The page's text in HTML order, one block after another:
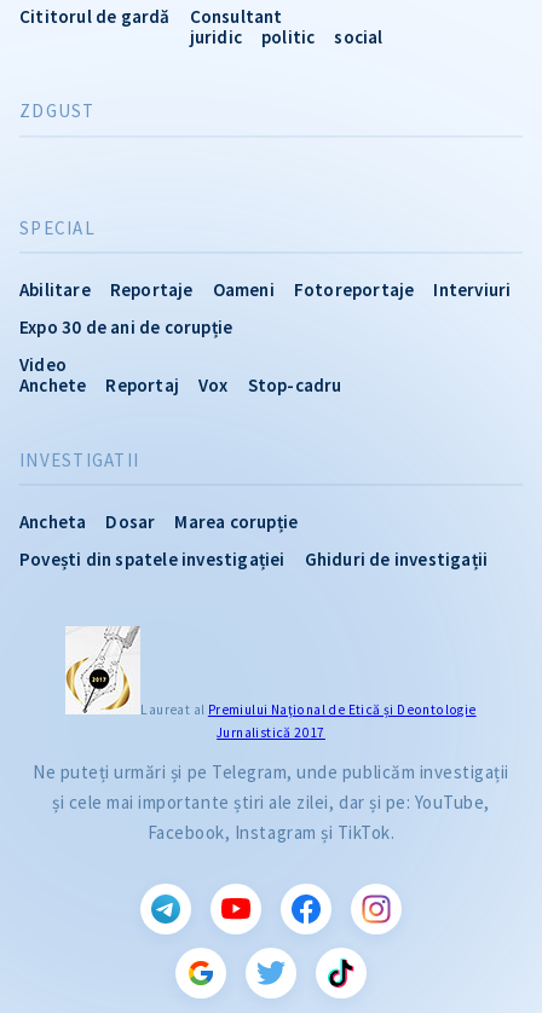
INVESTIGATII
Ancheta Dosar
Marea corupție
Povești din spatele investigației
Ghiduri de investigații
SPECIAL
Abilitare Reportaje Oameni Fotoreportaje
Interviuri
Expo 30 de ani de corupție
Video
Anchete
Reportaj Vox Stop-cadru
Cititorul de gardă
Consultant
juridic
politic social
ZDGUST
Laureat al Premiului Naţional de Etică și Deontologie
Jurnalistică 2017
Ne puteți urmări și pe Telegram, unde publicăm investigații
și cele mai importante știri ale zilei, dar și pe: YouTube,
Facebook, Instagram și TikTok.